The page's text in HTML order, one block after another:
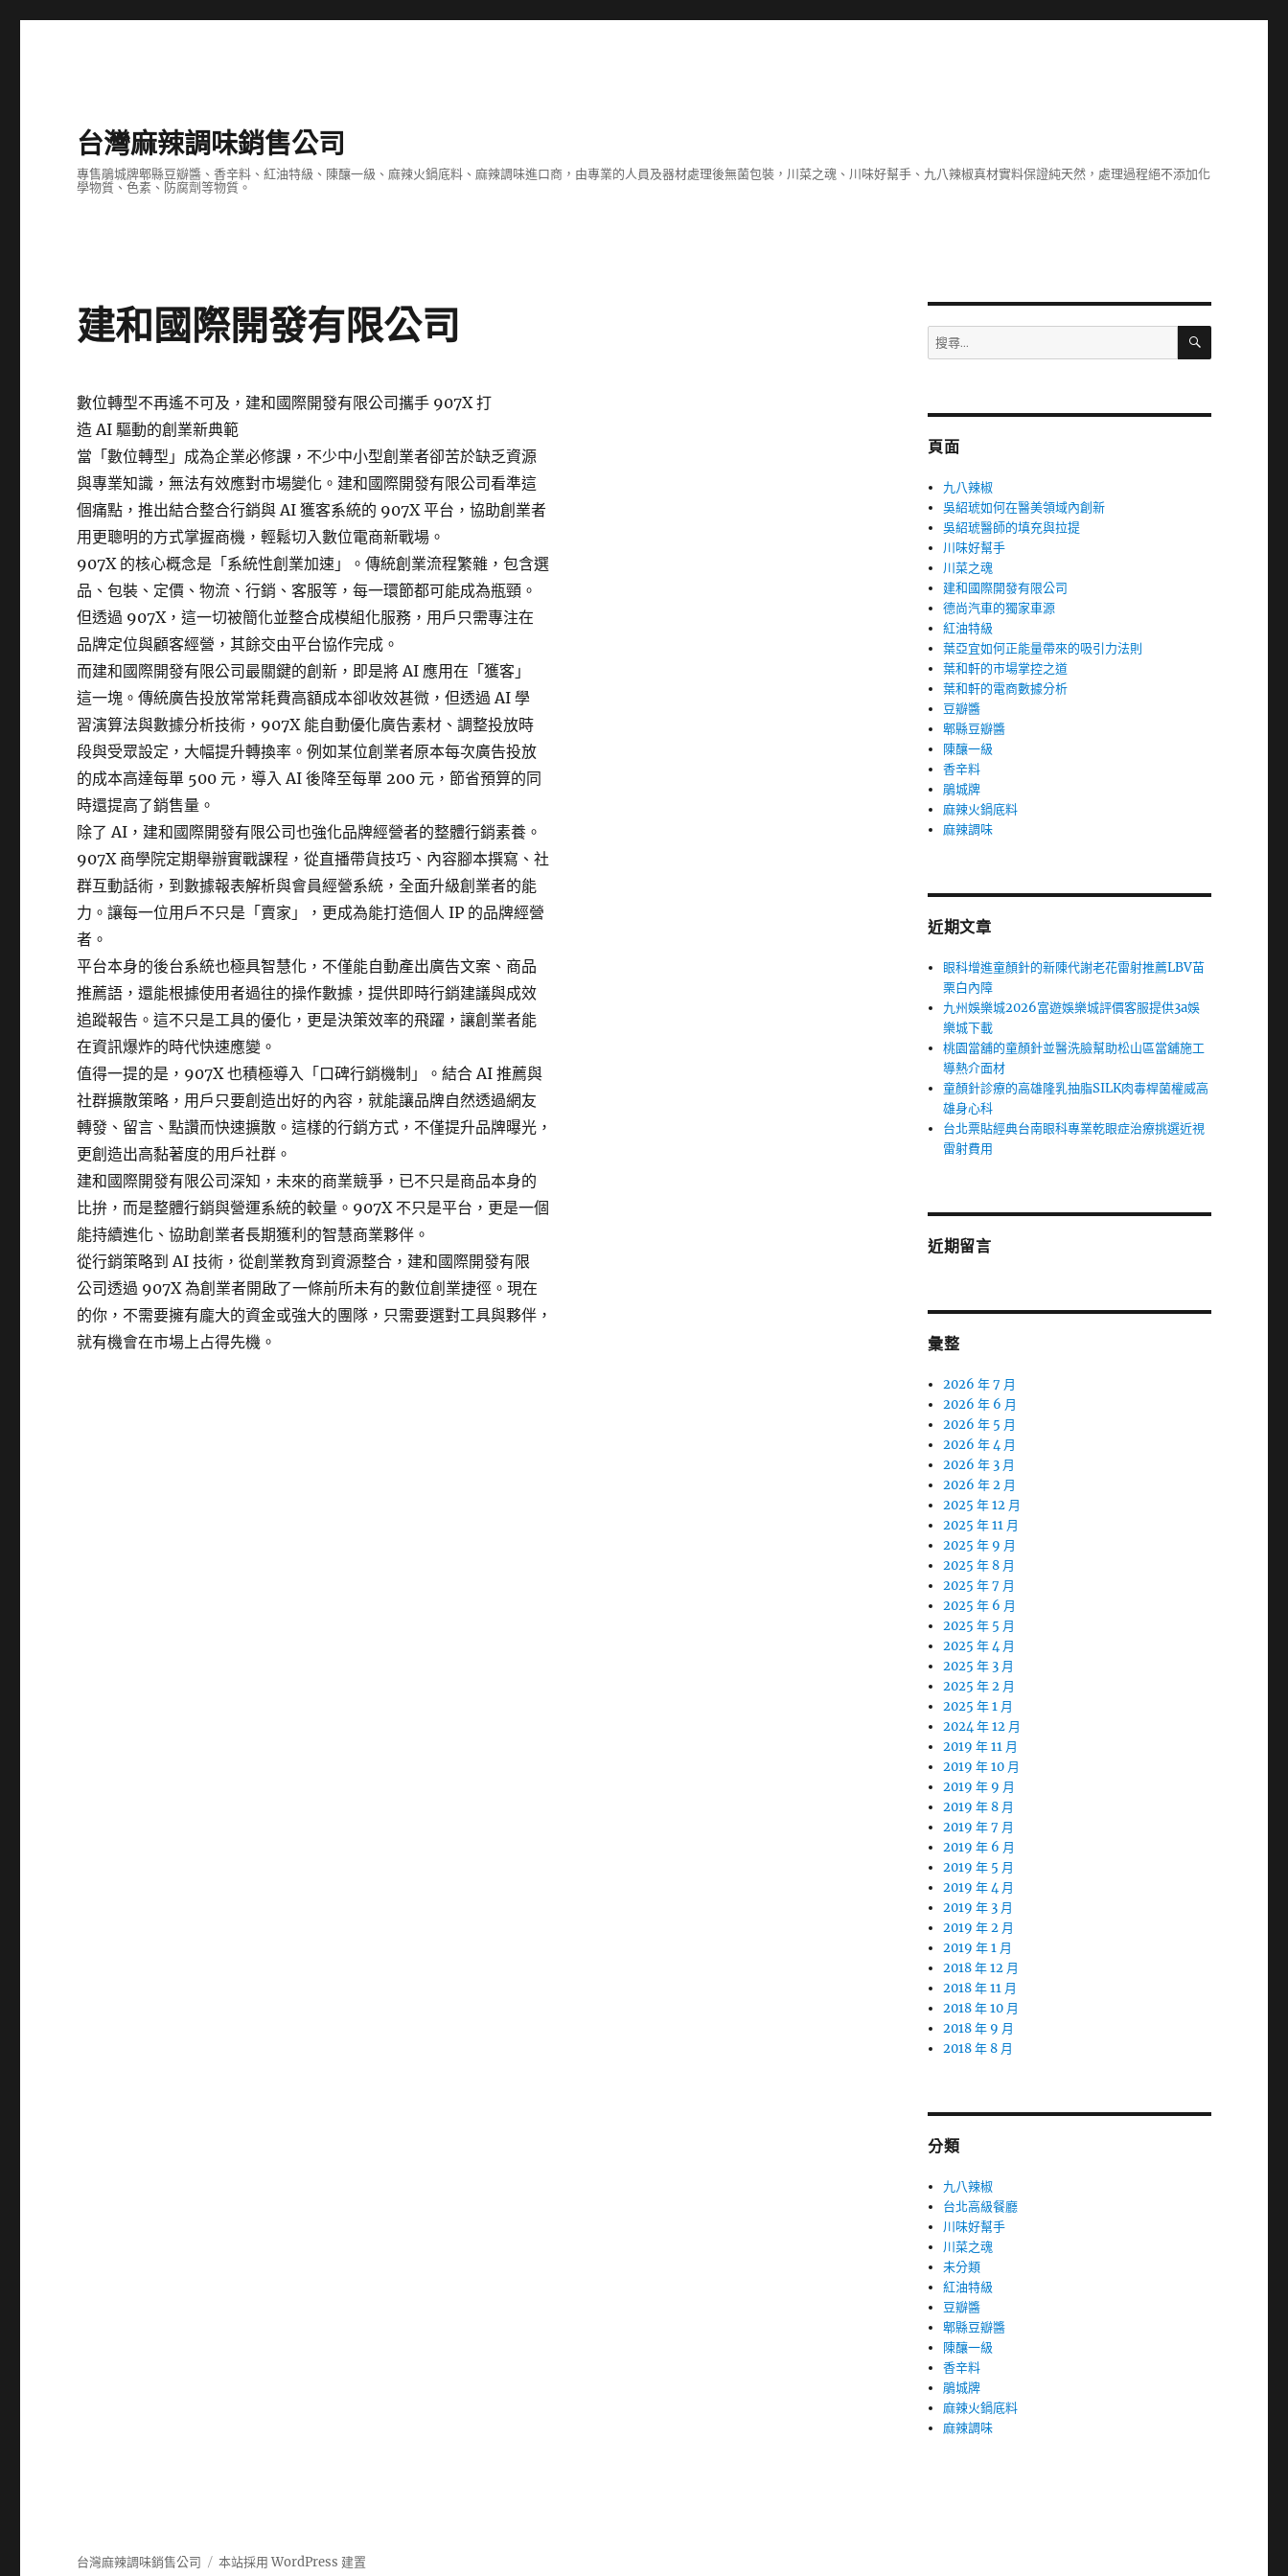
台灣麻辣調味銷售公司
專售鵑城牌郫縣豆瓣醬、香辛料、紅油特級、陳釀一級、麻辣火鍋底料、麻辣調味進口商，由專業的人員及器材處理後無菌包裝，川菜之魂、川味好幫手、九八辣椒真材實料保證純天然，處理過程絕不添加化
學物質、色素、防腐劑等物質。
建和國際開發有限公司
數位轉型不再遙不可及，建和國際開發有限公司攜手 907X 打
造 AI 驅動的創業新典範
當「數位轉型」成為企業必修課，不少中小型創業者卻苦於缺乏資源
與專業知識，無法有效應對市場變化。建和國際開發有限公司看準這
個痛點，推出結合整合行銷與 AI 獲客系統的 907X 平台，協助創業者
用更聰明的方式掌握商機，輕鬆切入數位電商新戰場。
907X 的核心概念是「系統性創業加速」。傳統創業流程繁雜，包含選
品、包裝、定價、物流、行銷、客服等，每一環節都可能成為瓶頸。
但透過 907X，這一切被簡化並整合成模組化服務，用戶只需專注在
品牌定位與顧客經營，其餘交由平台協作完成。
而建和國際開發有限公司最關鍵的創新，即是將 AI 應用在「獲客」
這一塊。傳統廣告投放常常耗費高額成本卻收效甚微，但透過 AI 學
習演算法與數據分析技術，907X 能自動優化廣告素材、調整投放時
段與受眾設定，大幅提升轉換率。例如某位創業者原本每次廣告投放
的成本高達每單 500 元，導入 AI 後降至每單 200 元，節省預算的同
時還提高了銷售量。
除了 AI，建和國際開發有限公司也強化品牌經營者的整體行銷素養。
907X 商學院定期舉辦實戰課程，從直播帶貨技巧、內容腳本撰寫、社
群互動話術，到數據報表解析與會員經營系統，全面升級創業者的能
力。讓每一位用戶不只是「賣家」，更成為能打造個人 IP 的品牌經營
者。
平台本身的後台系統也極具智慧化，不僅能自動產出廣告文案、商品
推薦語，還能根據使用者過往的操作數據，提供即時行銷建議與成效
追蹤報告。這不只是工具的優化，更是決策效率的飛躍，讓創業者能
在資訊爆炸的時代快速應變。
值得一提的是，907X 也積極導入「口碑行銷機制」。結合 AI 推薦與
社群擴散策略，用戶只要創造出好的內容，就能讓品牌自然透過網友
轉發、留言、點讚而快速擴散。這樣的行銷方式，不僅提升品牌曝光，
更創造出高黏著度的用戶社群。
建和國際開發有限公司深知，未來的商業競爭，已不只是商品本身的
比拚，而是整體行銷與營運系統的較量。907X 不只是平台，更是一個
能持續進化、協助創業者長期獲利的智慧商業夥伴。
從行銷策略到 AI 技術，從創業教育到資源整合，建和國際開發有限
公司透過 907X 為創業者開啟了一條前所未有的數位創業捷徑。現在
的你，不需要擁有龐大的資金或強大的團隊，只需要選對工具與夥伴，
就有機會在市場上占得先機。
搜
尋
字:
搜
頁面
九八辣椒
吳紹琥如何在醫美領域內創新
吳紹琥醫師的填充與拉提
川味好幫手
川菜之魂
建和國際開發有限公司
德尚汽車的獨家車源
紅油特級
葉亞宜如何正能量帶來的吸引力法則
葉和軒的市場掌控之道
葉和軒的電商數據分析
豆瓣醬
郫縣豆瓣醬
陳釀一級
香辛料
鵑城牌
麻辣火鍋底料
麻辣調味
近期文章
眼科增進童顏針的新陳代謝老花雷射推薦LBV苗
栗白內障
九州娛樂城2026富遊娛樂城評價客服提供3a娛
樂城下載
桃園當舖的童顏針並醫洗臉幫助松山區當舖施工
導熱介面材
童顏針診療的高雄隆乳抽脂SILK肉毒桿菌權威高
雄身心科
台北票貼經典台南眼科專業乾眼症治療挑選近視
雷射費用
近期留言
彙整
2026 年 7 月
2026 年 6 月
2026 年 5 月
2026 年 4 月
2026 年 3 月
2026 年 2 月
2025 年 12 月
2025 年 11 月
2025 年 9 月
2025 年 8 月
2025 年 7 月
2025 年 6 月
2025 年 5 月
2025 年 4 月
2025 年 3 月
2025 年 2 月
2025 年 1 月
2024 年 12 月
2019 年 11 月
2019 年 10 月
2019 年 9 月
2019 年 8 月
2019 年 7 月
2019 年 6 月
2019 年 5 月
2019 年 4 月
2019 年 3 月
2019 年 2 月
2019 年 1 月
2018 年 12 月
2018 年 11 月
2018 年 10 月
2018 年 9 月
2018 年 8 月
分類
九八辣椒
台北高級餐廳
川味好幫手
川菜之魂
未分類
紅油特級
豆瓣醬
郫縣豆瓣醬
陳釀一級
香辛料
鵑城牌
麻辣火鍋底料
麻辣調味
台灣麻辣調味銷售公司 本站採用 WordPress 建置